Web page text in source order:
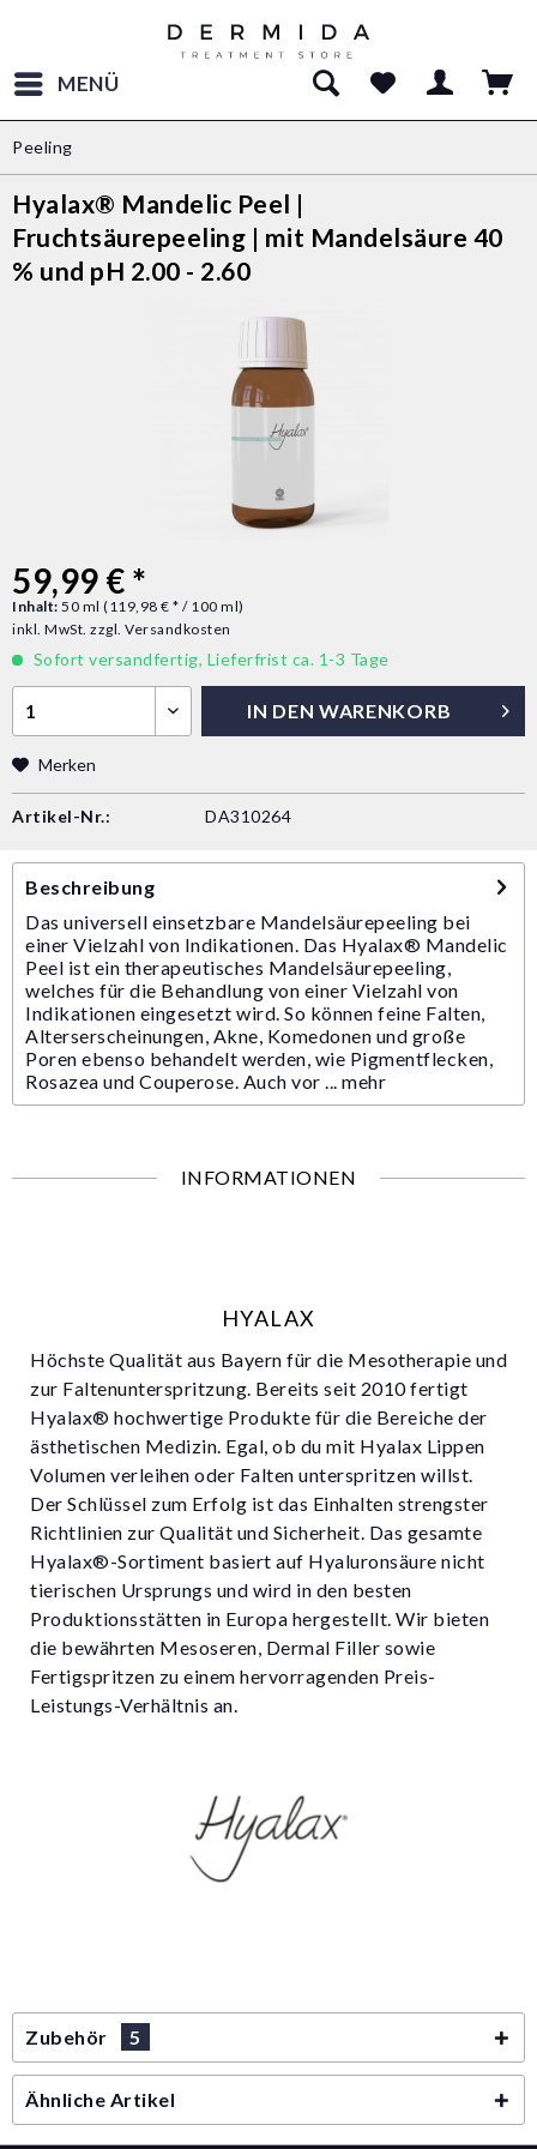
MENÜ
Peeling
Hyalax® Mandelic Peel |
Fruchtsäurepeeling | mit Mandelsäure 40
% und pH 2.00 - 2.60
59,99 € *
Inhalt: 50 ml (119,98 € * / 100 ml)
inkl. MwSt. zzgl. Versandkosten
Sofort versandfertig, Lieferfrist ca. 1-3 Tage
IN DEN WARENKORB
Merken
Artikel-Nr.: DA310264
Beschreibung
Das universell einsetzbare Mandelsäurepeeling bei
einer Vielzahl von Indikationen. Das Hyalax® Mandelic
Peel ist ein therapeutisches Mandelsäurepeeling,
welches für die Behandlung von einer Vielzahl von
Indikationen eingesetzt wird. So können feine Falten,
Alterserscheinungen, Akne, Komedonen und große
Poren ebenso behandelt werden, wie Pigmentflecken,
Rosazea und Couperose. Auch vor ... mehr
INFORMATIONEN
HYALAX
Höchste Qualität aus Bayern für die Mesotherapie und
zur Faltenunterspritzung. Bereits seit 2010 fertigt
Hyalax® hochwertige Produkte für die Bereiche der
ästhetischen Medizin. Egal, ob du mit Hyalax Lippen
Volumen verleihen oder Falten unterspritzen willst.
Der Schlüssel zum Erfolg ist das Einhalten strengster
Richtlinien zur Qualität und Sicherheit. Das gesamte
Hyalax®-Sortiment basiert auf Hyaluronsäure nicht
tierischen Ursprungs und wird in den besten
Produktionsstätten in Europa hergestellt. Wir bieten
die bewährten Mesoseren, Dermal Filler sowie
Fertigspritzen zu einem hervorragenden Preis-
Leistungs-Verhältnis an.
Zubehör 5
Ähnliche Artikel